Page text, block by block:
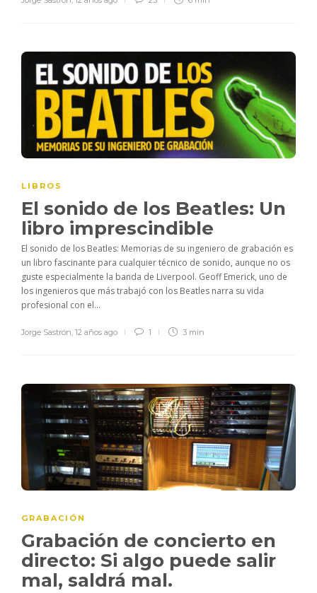
LIBROS
El sonido de los Beatles: Un
libro imprescindible
El sonido de los Beatles: Memorias de su ingeniero de grabación es
un libro fascinante para cualquier técnico de sonido, aunque no os
guste especialmente la banda de Liverpool. Geoff Emerick, uno de
los ingenieros que más trabajó con los Beatles narra su vida
profesional con el...
Jorge Sastrón, 12 años ago 1 3 min
GRABACIÓN
Grabación de concierto en
directo: Si algo puede salir
mal, saldrá mal.